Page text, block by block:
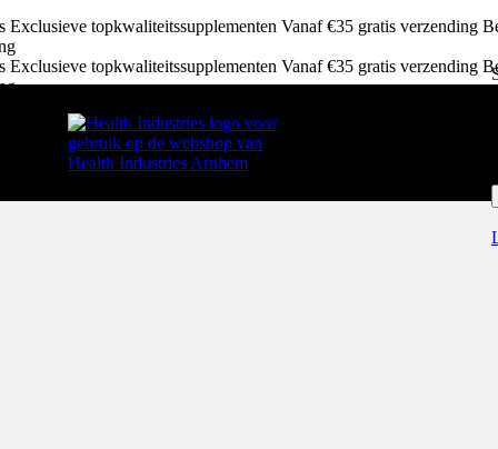
Exclusieve topkwaliteitssupplementen Vanaf €35 gratis verzending
Exclusieve topkwaliteitssupplementen Vanaf €35 gratis verzending